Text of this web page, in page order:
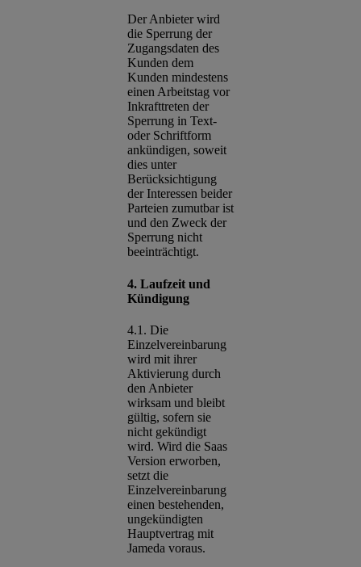
Der Anbieter wird
die Sperrung der
Zugangsdaten des
Kunden dem
Kunden mindestens
einen Arbeitstag vor
Inkrafttreten der
Sperrung in Text-
oder Schriftform
ankündigen, soweit
dies unter
Berücksichtigung
der Interessen beider
Parteien zumutbar ist
und den Zweck der
Sperrung nicht
beeinträchtigt.
4. Laufzeit und
Kündigung
4.1. Die
Einzelvereinbarung
wird mit ihrer
Aktivierung durch
den Anbieter
wirksam und bleibt
gültig, sofern sie
nicht gekündigt
wird. Wird die Saas
Version erworben,
setzt die
Einzelvereinbarung
einen bestehenden,
ungekündigten
Hauptvertrag mit
Jameda voraus.